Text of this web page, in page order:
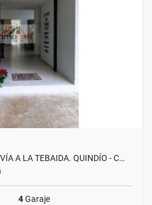
A LA TEBAIDA. QUINDÍO - C…
4Garaje